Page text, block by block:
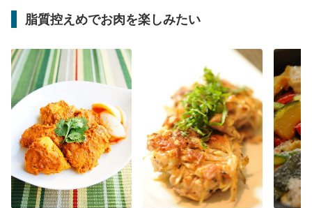
脂質控えめでお肉を楽しみたい